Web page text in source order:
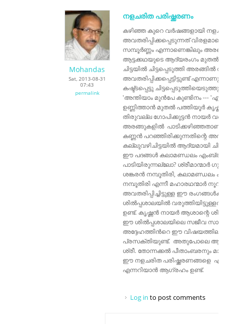
Mohandas
Sat, 2013-08-31
07:43
permalink
നളചരിത പരിഷ്ക്കരണം
കഴിഞ്ഞ കുറെ വർഷങ്ങളായി
അവതരിപ്പിക്കപ്പെടുന്നത്
സമ്പൂർണ്ണം എന്നാണെങ്കിലും
ആട്ടക്കഥയുടെ ആദ്യരംഗം മുതൽ
ചിട്ടയിൽ ചിട്ടപ്പെടുത്തി അരങ്ങിൽ
അവതരിപ്പിക്കപ്പെട്ടിട്ടുണ്ട്
കഷ്ട്ടപ്പെട്ടു
'അന്തിയാം മുൻപേ കുണ്ടിനം ---
ഉണ്ണിത്താൻ മുതൽ പത്തിയൂർ
തിരുവല്ല ഗോപിക്കുട്ടൻ നായർ
അരങ്ങുകളിൽ പാടിക്കഴിഞ്ഞതാണ്.
കണ്ണൻ പറഞ്ഞിരിക്കുന്നതിന്റെ
കല്ലുവഴിചിട്ടയിൽ ആദ്യമായി
ഈ പദങ്ങൾ കലാമണ്ഡലം
പാടിയിരുന്നല്ലോ? ശ്രീമാന്മാർ
ശങ്കരൻ നമ്പൂതിരി, കലാമണ്ഡലം
നമ്പൂതിരി എന്നീ മഹാരഥന്മാർ
അവതരിപ്പിച്ചിട്ടുള്ള ഈ
ശിൽപ്പശാലയിൽ
ഉണ്ട്. കൃഷ്ണൻ നായർ ആശാന്റെ
ഈ ശിൽപ്പശാലയിലെ സജീവ
അദ്ദേഹത്തിൻറെ ഈ
പ്രസക്തിയുണ്ട്. അതുപോലെ
ശ്രീ. തോന്നക്കൽ പീതാംബരനും
ഈ നളചരിത പരിഷ്ക്കരണങ്ങളെ
എന്നറിയാൻ ആഗ്രഹം ഉണ്ട്.
Log in to post comments